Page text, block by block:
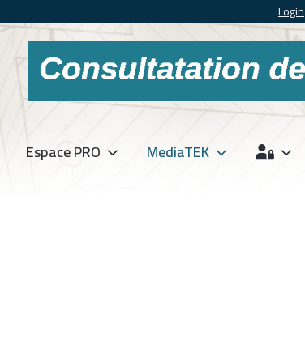
Login
Espace PRO MediaTEK